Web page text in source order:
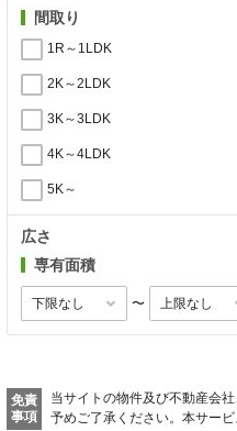
間取り
1R～1LDK
2K～2LDK
3K～3LDK
4K～4LDK
5K～
広さ
専有面積
〜
免責
事項
当サイトの物件及び不動産会
予めご了承ください。 本サー